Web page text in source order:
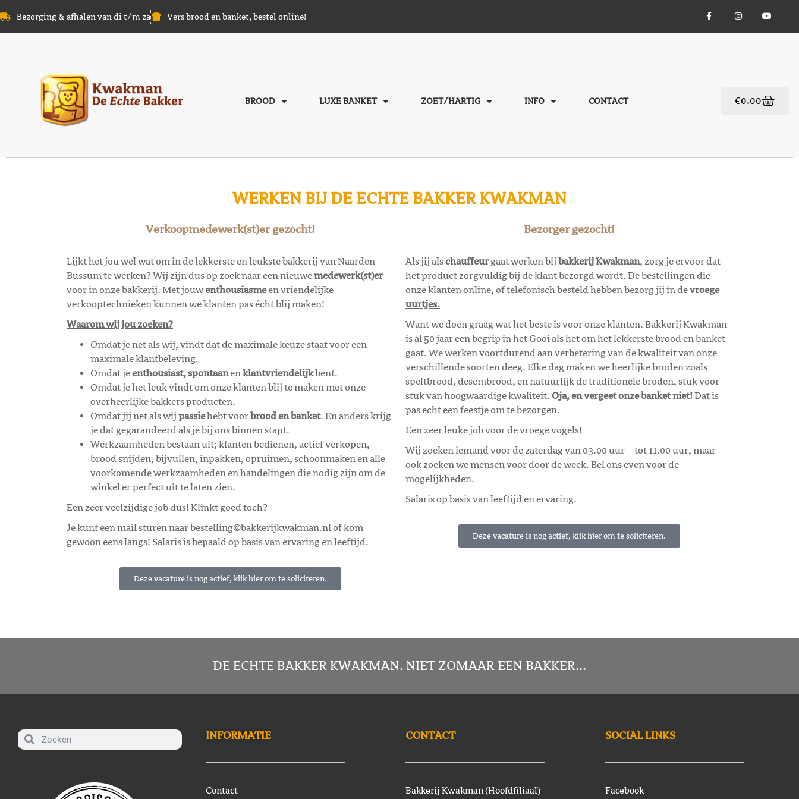
Bezorging & afhalen van di t/m za Vers brood en banket, bestel online!
BROOD LUXE BANKET ZOET/HARTIG INFO CONTACT €0.00
WERKEN BIJ DE ECHTE BAKKER KWAKMAN
Verkoopmedewerk(st)er gezocht!
Lijkt het jou wel wat om in de lekkerste en leukste bakkerij van Naarden-
Bussum te werken? Wij zijn dus op zoek naar een nieuwemedewerk(st)er
voor in onze bakkerij. Met jouwenthousiasmeen vriendelijke
verkooptechnieken kunnen we klanten pas écht blij maken!
Waarom wij jou zoeken?
Omdat je net als wij, vindt dat de maximale keuze staat voor een
maximale klantbeleving.
Omdat jeenthousiast, spontaanen klantvriendelijkbent.
Omdat je het leuk vindt om onze klanten blij te maken met onze
overheerlijke bakkers producten.
Omdat jij net als wij passiehebt voorbrood en banket. En anders krijg
je dat gegarandeerd als je bij ons binnen stapt.
Werkzaamheden bestaan uit; klanten bedienen, actief verkopen,
brood snijden, bijvullen, inpakken, opruimen, schoonmaken en alle
voorkomende werkzaamheden en handelingen die nodig zijn om de
winkel er perfect uit te laten zien.
Een zeer veelzijdige job dus! Klinkt goed toch?
Je kunt een mail sturen naar bestelling@bakkerijkwakman.nl of kom
gewoon eens langs! Salaris is bepaald op basis van ervaring en leeftijd.
Deze vacature is nog actief, klik hier om te soliciteren.
Bezorger gezocht!
Als jij alschauffeurgaat werken bij bakkerij Kwakman, zorg je ervoor dat
het product zorgvuldig bij de klant bezorgd wordt. De bestellingen die
onze klanten online, of telefonisch besteld hebben bezorg jij in devroege
uurtjes.
Want we doen graag wat het beste is voor onze klanten. Bakkerij Kwakman
is al 50 jaar een begrip in het Gooi als het om het lekkerste brood en banket
gaat. We werken voortdurend aan verbetering van de kwaliteit van onze
verschillende soorten deeg. Elke dag maken we heerlijke broden zoals
speltbrood, desembrood, en natuurlijk de traditionele broden, stuk voor
stuk van hoogwaardige kwaliteit. Oja, en vergeet onze banket niet!Dat is
pas echt een feestje om te bezorgen.
Een zeer leuke job voor de vroege vogels!
Wij zoeken iemand voor de zaterdag van 03.00 uur – tot 11.00 uur, maar
ook zoeken we mensen voor door de week. Bel ons even voor de
mogelijkheden.
Salaris op basis van leeftijd en ervaring.
Deze vacature is nog actief, klik hier om te soliciteren.
DE ECHTE BAKKER KWAKMAN. NIET ZOMAAR EEN BAKKER...
INFORMATIE
Contact
CONTACT
Bakkerij Kwakman (Hoofdfiliaal)
SOCIAL LINKS
Facebook